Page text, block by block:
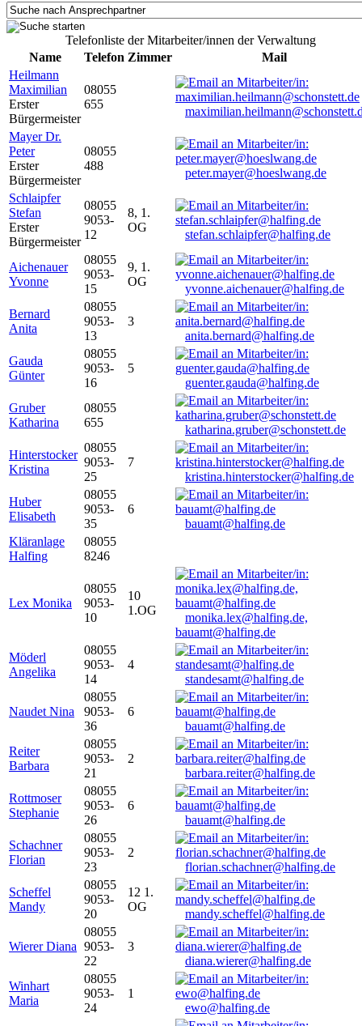
Telefonliste der Mitarbeiter/innen der Verwaltung
Name
Telefon Zimmer
Mail
Heilmann
Maximilian
Erster
Bürgermeister
08055
655
Mayer Dr.
Peter
Erster
Bürgermeister
08055
488
peter.mayer@hoeslwang.de
Schlaipfer
Stefan
Erster
Bürgermeister
08055
9053-
12
8, 1.
OG
stefan.schlaipfer@halfing.de
Aichenauer
Yvonne
08055
9053-
15
9, 1.
OG
yvonne.aichenauer@halfing.de
Bernard
Anita
08055
9053-
13
3
anita.bernard@halfing.de
Gauda
Günter
08055
9053-
16
5
guenter.gauda@halfing.de
Gruber
Katharina
08055
655
katharina.gruber@schonstett.de
Hinterstocker
Kristina
08055
9053-
25
7
kristina.hinterstocker@halfing.de
Huber
Elisabeth
08055
9053-
35
6
bauamt@halfing.de
Kläranlage
Halfing
08055
8246
Lex Monika
08055
9053-
10
10
1.OG
monika.lex@halfing.de,
bauamt@halfing.de
Möderl
Angelika
08055
9053-
14
4
standesamt@halfing.de
Naudet Nina
08055
9053-
36
6
bauamt@halfing.de
Reiter
Barbara
08055
9053-
21
2
barbara.reiter@halfing.de
Rottmoser
Stephanie
08055
9053-
26
6
bauamt@halfing.de
Schachner
Florian
08055
9053-
23
2
florian.schachner@halfing.de
Scheffel
Mandy
08055
9053-
20
12 1.
OG
mandy.scheffel@halfing.de
Wierer Diana
08055
9053-
22
3
diana.wierer@halfing.de
Winhart
Maria
08055
9053-
24
1
ewo@halfing.de